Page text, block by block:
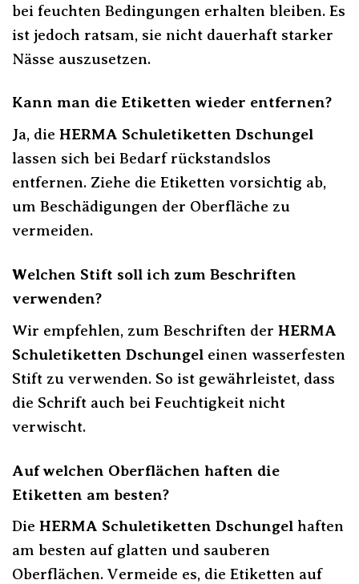
bei feuchten Bedingungen erhalten bleiben. Es
ist jedoch ratsam, sie nicht dauerhaft starker
Nässe auszusetzen.
Kann man die Etiketten wieder entfernen?
Ja, die HERMA Schuletiketten Dschungel
lassen sich bei Bedarf rückstandslos
entfernen. Ziehe die Etiketten vorsichtig ab,
um Beschädigungen der Oberfläche zu
vermeiden.
Welchen Stift soll ich zum Beschriften
verwenden?
Wir empfehlen, zum Beschriften der HERMA
Schuletiketten Dschungel einen wasserfesten
Stift zu verwenden. So ist gewährleistet, dass
die Schrift auch bei Feuchtigkeit nicht
verwischt.
Auf welchen Oberflächen haften die
Etiketten am besten?
Die HERMA Schuletiketten Dschungel haften
am besten auf glatten und sauberen
Oberflächen. Vermeide es, die Etiketten auf